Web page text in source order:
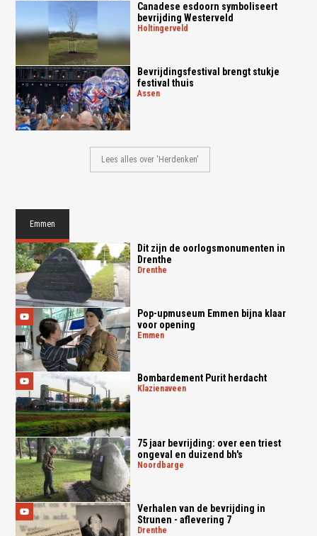
Canadese esdoorn symboliseert
bevrijding Westerveld
holtingerveld
Bevrijdingsfestival brengt stukje
festival thuis
assen
Lees alles over 'Herdenken'
Emmen
Dit zijn de oorlogsmonumenten in
Drenthe
drenthe
Pop-upmuseum Emmen bijna klaar
voor opening
emmen
Bombardement Purit herdacht
klazienaveen
75 jaar bevrijding: over een triest
ongeval en duizend bh's
noordbarge
Verhalen van de bevrijding in
Strunen - aflevering 7
drenthe